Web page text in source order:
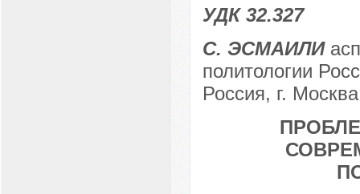
УДК 32.327
C. ЭСМАИЛИ
политологии
Россия, г. Москва